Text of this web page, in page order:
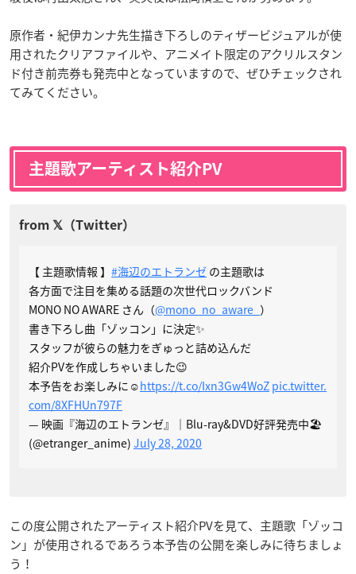
原作者・紀伊カンナ先生描き下ろしのティザービジュアルが使
用されたクリアファイルや、アニメイト限定のアクリルスタン
ド付き前売券も発売中となっていますので、ぜひチェックされ
てみてください。
主題歌アーティスト紹介PV
【 主題歌情報 】 #海辺のエトランゼ の主題歌は
各方面で注目を集める話題の次世代ロックバンド
MONO NO AWARE さん（@mono_no_aware_ ）
書き下ろし曲「ゾッコン」に決定✨
スタッフが彼らの魅力をぎゅっと詰め込んだ
紹介PVを作成しちゃいました😉
本予告をお楽しみに☺️https://t.co/Ixn3Gw4WoZ pic.twitter.
com/8XFHUn797F
— 映画『海辺のエトランゼ』｜Blu-ray&DVD好評発売中🏖
(@etranger_anime) July 28, 2020
この度公開されたアーティスト紹介PVを見て、主題歌「ゾッコ
ン」が使用されるであろう本予告の公開を楽しみに待ちましょ
う！